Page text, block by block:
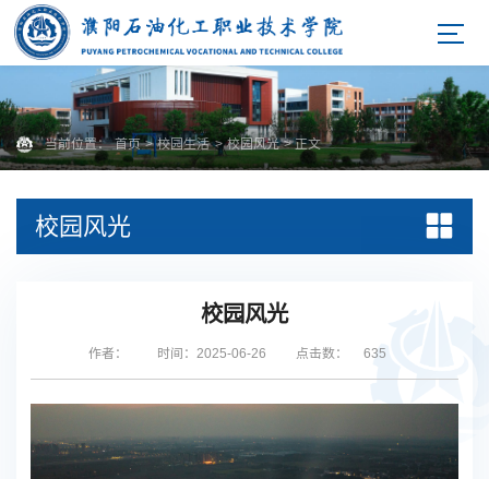
当前位置： 首页 > 校园生活 > 校园风光 > 正文
校园风光
校园风光
作者： 时间：2025-06-26 点击数： 635